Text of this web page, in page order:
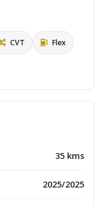
CVT Flex
35 kms
2025/2025
e parceiros